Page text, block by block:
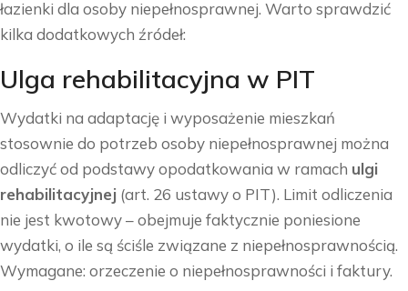
łazienki dla osoby niepełnosprawnej. Warto sprawdzić
kilka dodatkowych źródeł:
Ulga rehabilitacyjna w PIT
Wydatki na adaptację i wyposażenie mieszkań
stosownie do potrzeb osoby niepełnosprawnej można
odliczyć od podstawy opodatkowania w ramach ulgi
rehabilitacyjnej (art. 26 ustawy o PIT). Limit odliczenia
nie jest kwotowy – obejmuje faktycznie poniesione
wydatki, o ile są ściśle związane z niepełnosprawnością.
Wymagane: orzeczenie o niepełnosprawności i faktury.